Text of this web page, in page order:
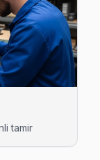
taşımanıza
tamir